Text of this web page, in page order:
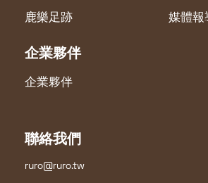
鹿樂足跡 媒體報
企業夥伴
企業夥伴
聯絡我們
ruro@ruro.tw